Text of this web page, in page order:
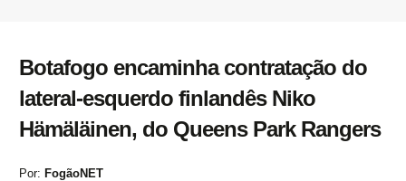
Botafogo encaminha contratação do
lateral-esquerdo finlandês Niko
Hämäläinen, do Queens Park Rangers
Por: FogãoNET